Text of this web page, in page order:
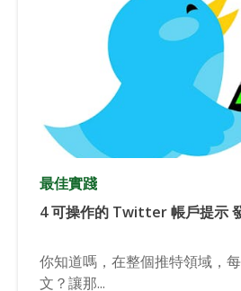
最佳實踐
4 可操作的 Twitter 帳戶提示
你知道嗎，在整個推特領域，
文？讓那...